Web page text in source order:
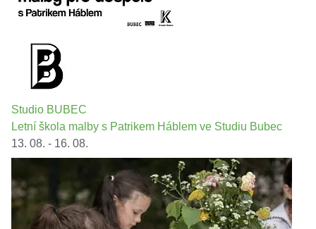
Studio BUBEC
Letní škola malby s Patrikem Háblem ve Studiu Bubec
13. 08. - 16. 08.